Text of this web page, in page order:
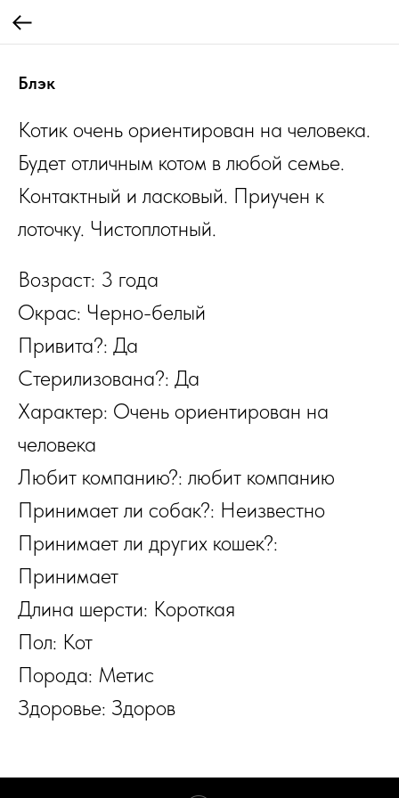
Блэк
Котик очень ориентирован на человека.
Будет отличным котом в любой семье.
Контактный и ласковый. Приучен к
лоточку. Чистоплотный.
Возраст: 3 года
Окрас: Черно-белый
Привита?: Да
Стерилизована?: Да
Характер: Очень ориентирован на
человека
Любит компанию?: любит компанию
Принимает ли собак?: Неизвестно
Принимает ли других кошек?:
Принимает
Длина шерсти: Короткая
Пол: Кот
Порода: Метис
Здоровье: Здоров